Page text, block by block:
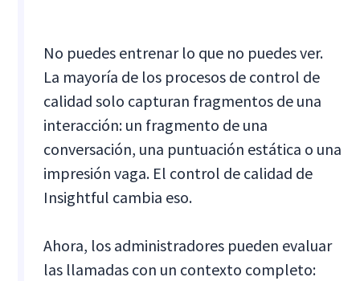
No puedes entrenar lo que no puedes ver.
La mayoría de los procesos de control de
calidad solo capturan fragmentos de una
interacción: un fragmento de una
conversación, una puntuación estática o una
impresión vaga. El control de calidad de
Insightful cambia eso.
Ahora, los administradores pueden evaluar
las llamadas con un contexto completo: